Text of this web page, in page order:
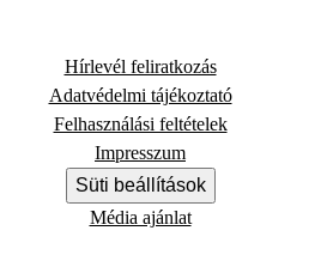
Hírlevél feliratkozás
Adatvédelmi tájékoztató
Felhasználási feltételek
Impresszum
Süti beállítások
Média ajánlat